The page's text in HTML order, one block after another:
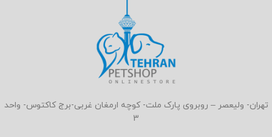
تهران- ولیعصر – روبروی پارک ملت- کوچه ارمغان غربی-برج کاکتوس- واحد
3